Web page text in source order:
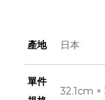
產地 日本
單件
32.1cm